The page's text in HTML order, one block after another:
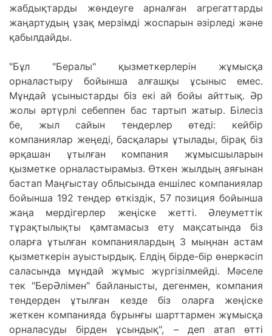
жабдықтарды жөндеуге арналған агрегаттарды
жаңартудың ұзақ мерзімді жоспарын әзірледі және
қабылдайды.
"Бұл "Бералы" қызметкерлерін жұмысқа
орналастыру бойынша алғашқы ұсыныс емес.
Мұндай ұсыныстарды біз екі ай бойы айттық. Әр
жолы әртүрлі себеппен бас тартып жатыр. Білесіз
бе, жыл сайын тендерлер өтеді: кейбір
компаниялар жеңеді, басқалары ұтылады, бірақ біз
әрқашан ұтылған компания жұмысшыларын
қызметке орналастырамыз. Өткен жылдың аяғынан
бастап Маңғыстау облысында еншілес компаниялар
бойынша 192 тендер өткіздік, 57 позиция бойынша
жаңа мердігерлер жеңіске жетті. Әлеуметтік
тұрақтылықты қамтамасыз ету мақсатында біз
оларға ұтылған компаниялардың 3 мыңнан астам
қызметкерін ауыстырдық. Елдің бірде-бір өнеркәсіп
саласында мұндай жұмыс жүргізілмейді. Мәселе
тек "БерӘлімен" байланысты, дегенмен, компания
тендерден ұтылған кезде біз оларға жеңіске
жеткен компанияда бұрынғы шарттармен жұмысқа
орналасуды бірден ұсындық", – деп атап өтті